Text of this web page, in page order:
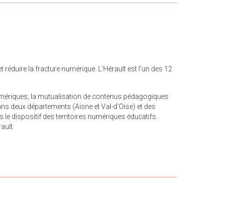
la fracture numérique. L'Hérault est l'un des 12
la mutualisation de contenus pédagogiques
deux départements (Aisne et Val-d'Oise) et des
le dispositif des territoires numériques éducatifs.